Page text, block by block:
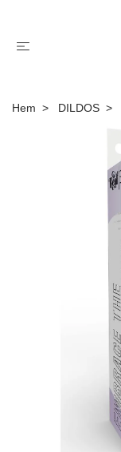
Hem DILDOS